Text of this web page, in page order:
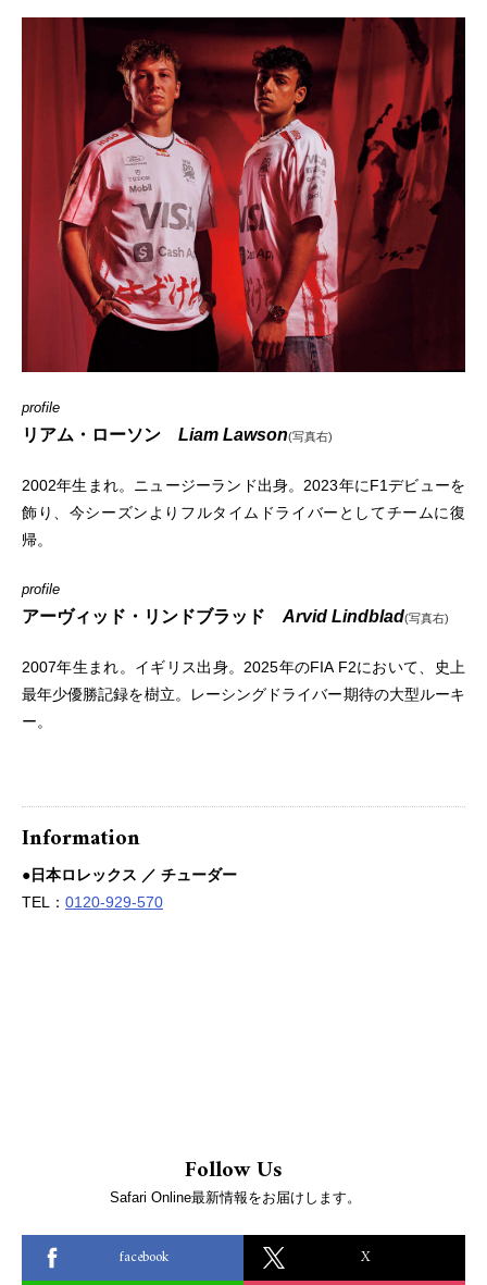
profile
リアム・ローソン Liam Lawson(写真右)
2002年生まれ。ニュージーランド出身。2023年にF1デビューを
飾り、今シーズンよりフルタイムドライバーとしてチームに復
帰。
profile
アーヴィッド・リンドブラッド Arvid Lindblad(写真右)
2007年生まれ。イギリス出身。2025年のFIA F2において、史上
最年少優勝記録を樹立。レーシングドライバー期待の大型ルーキ
ー。
Information
●日本ロレックス ／ チューダー
TEL： 0120-929-570
Follow Us
Safari Online最新情報をお届けします。
facebook
X